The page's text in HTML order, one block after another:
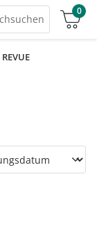
0